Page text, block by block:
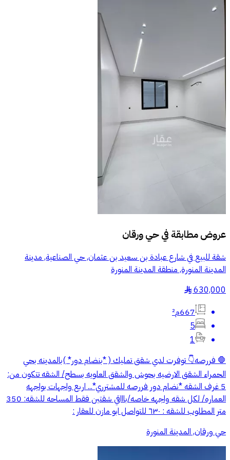
عروض مطابقة فيحي ورقان
شقة للبيع في شارع عبادة بن سعيد بن عثمان, حي الصناعية, مدينة
المدينة المنورة, منطقة المدينة المنورة
630,000
§
667م²
5
1
🛑 فررصه👇 توفرت لدي شقق تمليك ( *بنضام دور* )بالمدينه بحي
الحمراء الشقق الارضيه بحوش والشقق العلويه بسطح/ الشقه تتكون من:
5 غرف الشقه *نضام دور فررصه للمشترري*... اربع واجهات بواجهه
العماره/ لكل شقه واجهه خاصه/باااقي شقتين فقط المساحه للشقه: 350
متر المطلوب للشقه : ٦٣٠ للتواصل ابو مازن للعقار :
حي ورقان, المدينة المنورة